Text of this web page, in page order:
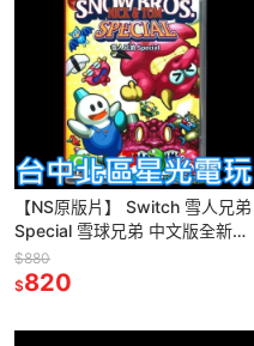
【NS原版片】 Switch 雪人兄弟
Special 雪球兄弟 中文版全新品
【台中星光電玩】
$880
$820